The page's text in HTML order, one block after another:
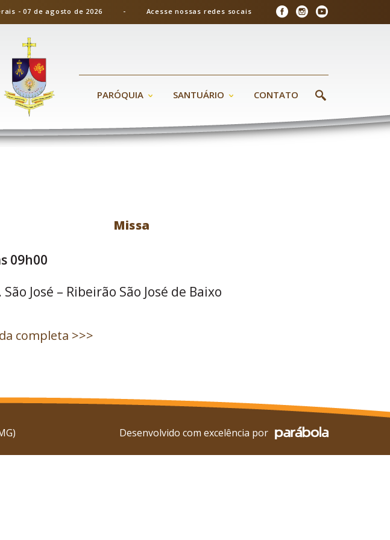
- 07 de agosto de 2026 - Acesse nossas redes socais
PARÓQUIA SANTUÁRIO CONTATO
Missa
09h00
São José – Ribeirão São José de Baixo
completa >>>
Desenvolvido com excelência por